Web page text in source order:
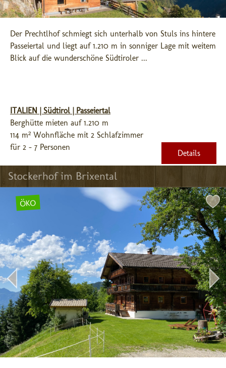
Der Prechtlhof schmiegt sich unterhalb von Stuls ins hintere
Passeiertal und liegt auf 1.210 m in sonniger Lage mit weitem
Blick auf die wunderschöne Südtiroler ...
ITALIEN | Südtirol | Passeiertal
Berghütte mieten auf 1.210 m
114 m² Wohnfläche mit 2 Schlafzimmer
für 2 - 7 Personen
Details
Stockerhof im Brixental
ÖKO